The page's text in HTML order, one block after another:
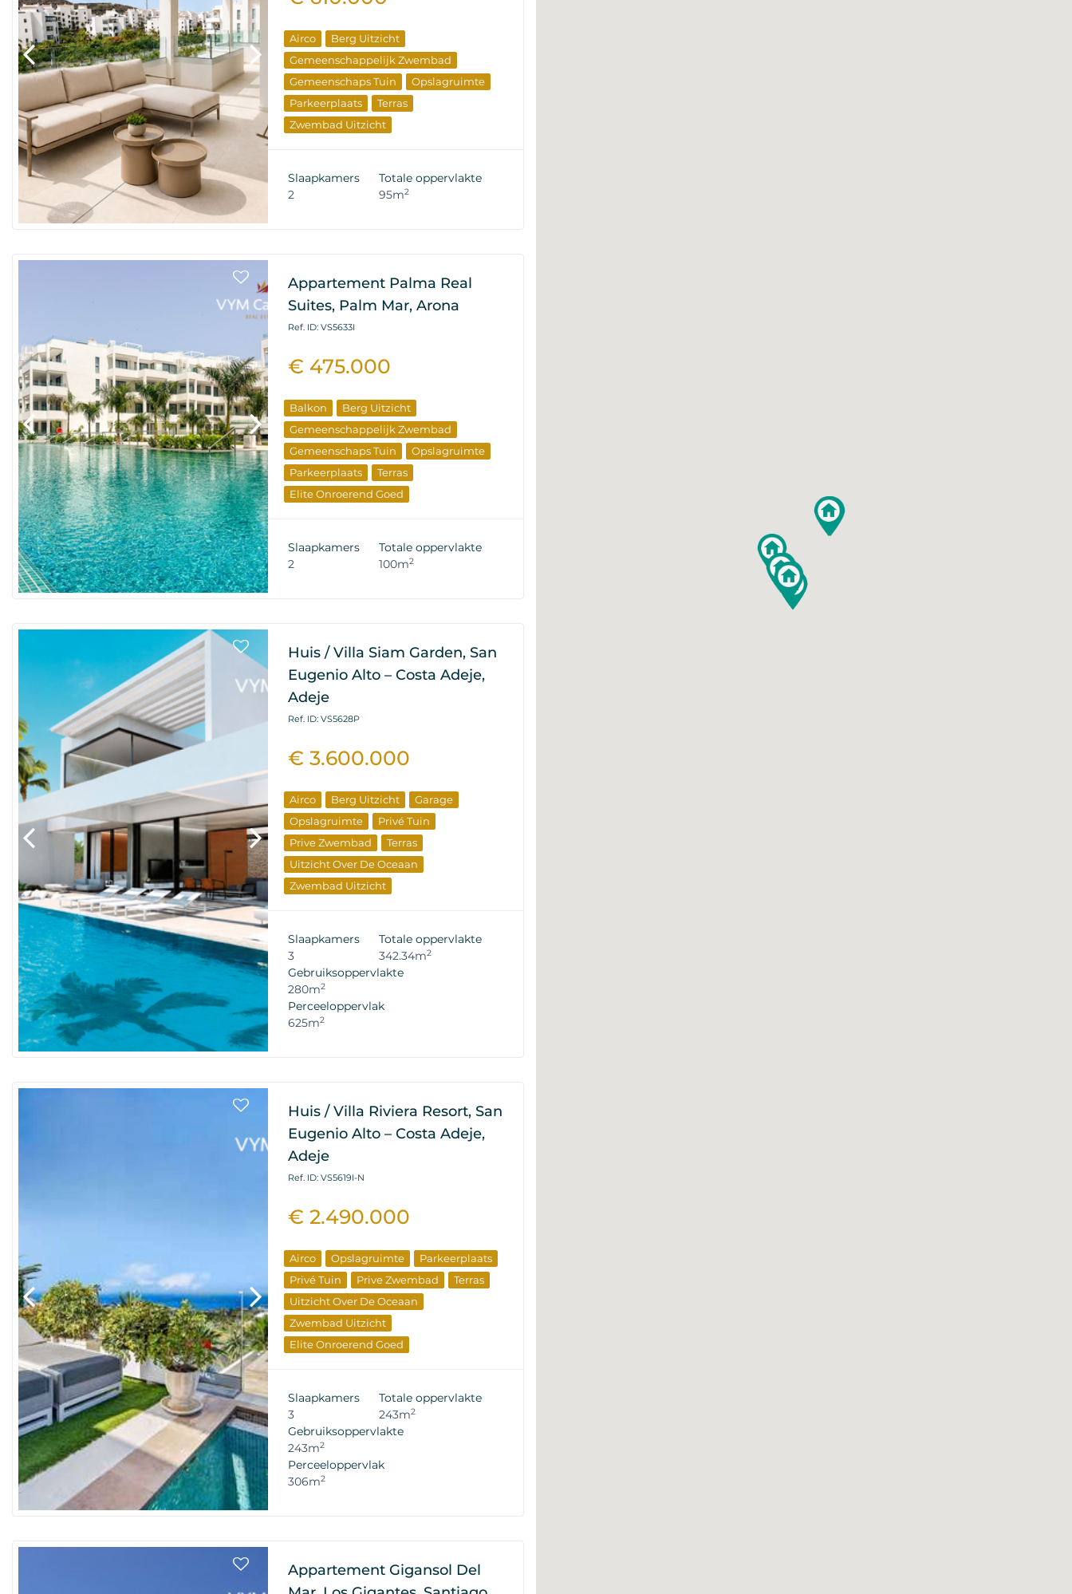
Airco
Berg Uitzicht
Gemeenschappelijk Zwembad
Gemeenschaps Tuin
Opslagruimte
Parkeerplaats
Terras
Zwembad Uitzicht
Slaapkamers
2
Totale oppervlakte
95m2
Appartement Palma Real
Suites, Palm Mar, Arona
Ref. ID: VS5633I
€ 475.000
Balkon
Berg Uitzicht
Gemeenschappelijk Zwembad
Gemeenschaps Tuin
Opslagruimte
Parkeerplaats
Terras
Elite Onroerend Goed
Slaapkamers
2
Totale oppervlakte
100m2
Huis / Villa Siam Garden, San
Eugenio Alto – Costa Adeje,
Adeje
Ref. ID: VS5628P
€ 3.600.000
Airco Berg Uitzicht
Garage
Opslagruimte
Privé Tuin
Prive Zwembad
Terras
Uitzicht Over De Oceaan
Zwembad Uitzicht
Slaapkamers
3
Totale oppervlakte
342.34m2
Gebruiksoppervlakte
280m2
Perceeloppervlak
625m2
Huis / Villa Riviera Resort, San
Eugenio Alto – Costa Adeje,
Adeje
Ref. ID: VS5619I-N
€ 2.490.000
Airco Opslagruimte
Parkeerplaats
Privé Tuin
Prive Zwembad
Terras
Uitzicht Over De Oceaan
Zwembad Uitzicht
Elite Onroerend Goed
Slaapkamers
3
Totale oppervlakte
243m2
Gebruiksoppervlakte
243m2
Perceeloppervlak
306m2
Appartement Gigansol Del